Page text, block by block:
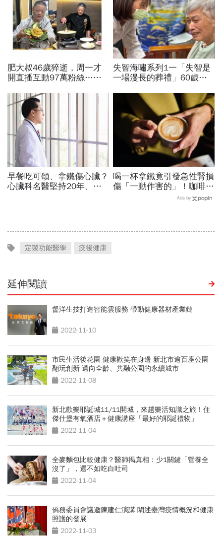
肥大叔46歲猝逝，周一才
開直播互動97萬粉絲…常
爆瘦有關？體重異常減輕9
警訊
失智海嘯系列1一「失智是
一場漫長的葬禮」60歲退
補家庭關係的最後拼圖
早餐吃可頌、拿鐵傷心臟？
心臟科名醫堅持20年、早
喝一杯拿鐵竟引發急性腎損
傷「一動作害的」！咖啡冰
冰箱可以放多久？醫：含奶
Ads by
定製功能醫學 疫後健康
延伸閱讀
督洋生技打造智能雲服務 帶動健康器材產業鏈
2022-11-10
市民生活後花園 健康歡笑在身邊 新北市逾百座公園
翻玩創新 邁向全齡、共融公園的永續城市
2022-11-08
新北歡樂耶誕城11/11開城，來趟樂活知識之旅！住
傑仕堡有氧酒店＋健康講座「最好的耶誕禮物」
2022-11-04
全麥麵包比較健康？醫師揭真相：少1關鍵「營養全
沒了」，還不如吃白吐司
2022-11-04
僑務委員會議邀陳建仁演講 闡述臺灣疫情概況和健康
照護的發展
2022-11-03